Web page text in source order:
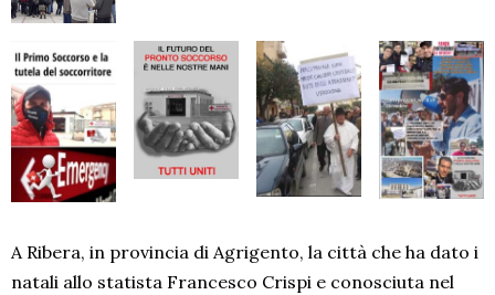
A Ribera, in provincia di Agrigento, la città che ha dato i
natali allo statista Francesco Crispi e conosciuta nel